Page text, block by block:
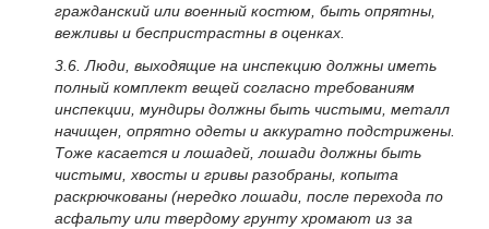
гражданский или военный костюм, быть опрятны,
вежливы и беспристрастны в оценках.
3.6. Люди, выходящие на инспекцию должны иметь
полный комплект вещей согласно требованиям
инспекции, мундиры должны быть чистыми, металл
начищен, опрятно одеты и аккуратно подстрижены.
Тоже касается и лошадей, лошади должны быть
чистыми, хвосты и гривы разобраны, копыта
раскрючкованы (нередко лошади, после перехода по
асфальту или твердому грунту хромают из за